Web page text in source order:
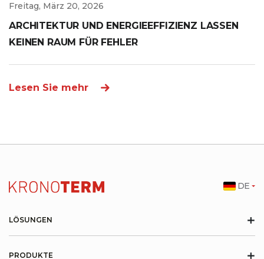
Freitag, März 20, 2026
ARCHITEKTUR UND ENERGIEEFFIZIENZ LASSEN
KEINEN RAUM FÜR FEHLER
Lesen Sie mehr
LÖSUNGEN +
PRODUKTE
DE